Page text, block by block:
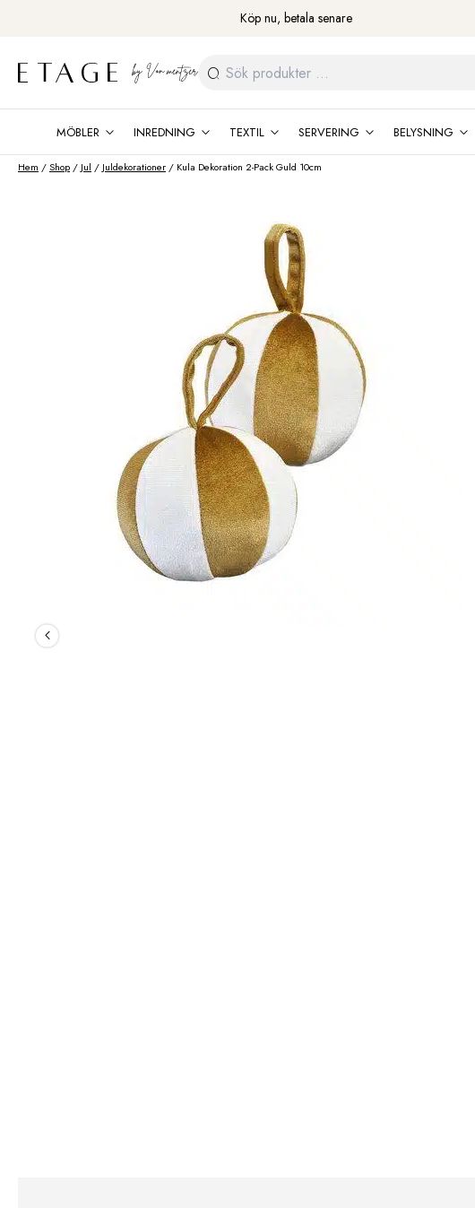
Köp nu, betala senare
Sök
efter:
MÖBLER INREDNING TEXTIL SERVERING BELYSNING
Hem /Shop / Jul / Juldekorationer / Kula Dekoration 2-Pack Guld 10cm